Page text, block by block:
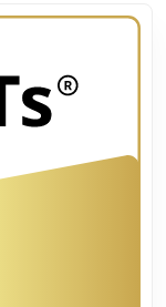
organisatie
ethische
eerlijkheid,
voor een
sector.